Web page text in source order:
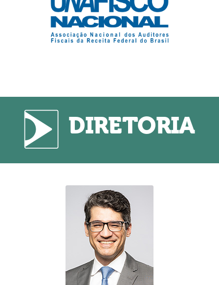
DIRETORIA